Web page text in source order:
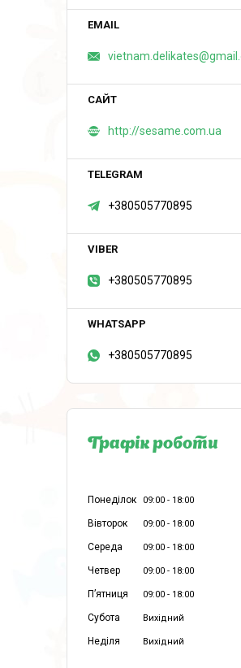
http://sesame.com.ua
+380505770895
+380505770895
+380505770895
Графік роботи
Понеділок 09:00 18:00
Вівторок 09:00 18:00
Середа 09:00 18:00
Четвер 09:00 18:00
Пʼятниця 09:00 18:00
Субота Вихідний
Неділя Вихідний